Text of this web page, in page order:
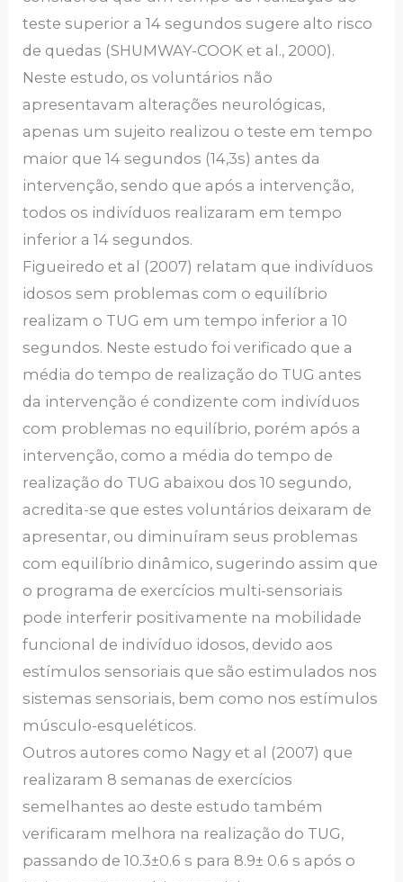
teste superior a 14 segundos sugere alto risco
de quedas (SHUMWAY-COOK et al., 2000).
Neste estudo, os voluntários não
apresentavam alterações neurológicas,
apenas um sujeito realizou o teste em tempo
maior que 14 segundos (14,3s) antes da
intervenção, sendo que após a intervenção,
todos os indivíduos realizaram em tempo
inferior a 14 segundos.
Figueiredo et al (2007) relatam que indivíduos
idosos sem problemas com o equilíbrio
realizam o TUG em um tempo inferior a 10
segundos. Neste estudo foi verificado que a
média do tempo de realização do TUG antes
da intervenção é condizente com indivíduos
com problemas no equilíbrio, porém após a
intervenção, como a média do tempo de
realização do TUG abaixou dos 10 segundo,
acredita-se que estes voluntários deixaram de
apresentar, ou diminuíram seus problemas
com equilíbrio dinâmico, sugerindo assim que
o programa de exercícios multi-sensoriais
pode interferir positivamente na mobilidade
funcional de indivíduo idosos, devido aos
estímulos sensoriais que são estimulados nos
sistemas sensoriais, bem como nos estímulos
músculo-esqueléticos.
Outros autores como Nagy et al (2007) que
realizaram 8 semanas de exercícios
semelhantes ao deste estudo também
verificaram melhora na realização do TUG,
passando de 10.3±0.6 s para 8.9± 0.6 s após o